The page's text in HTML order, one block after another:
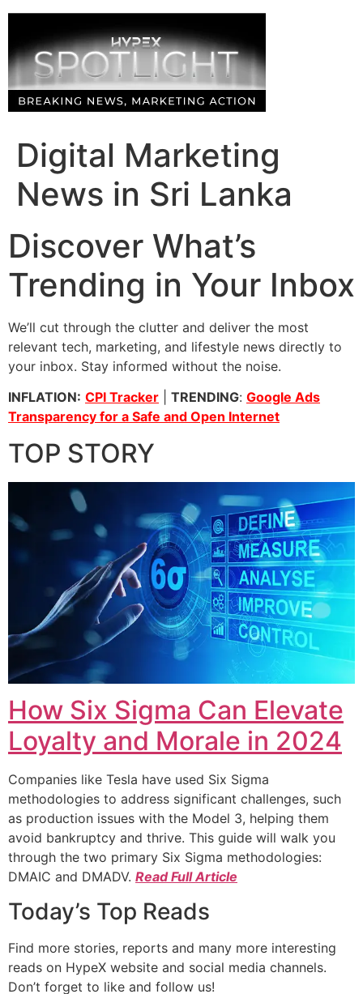
Skip
content
Digital Marketing
News in Sri Lanka
Discover What’s
Trending in Your Inbox
We’ll cut through the clutter and deliver the most
relevant tech, marketing, and lifestyle news directly to
your inbox. Stay informed without the noise.
INFLATION: CPI Tracker TRENDING: Google Ads
Transparency for a Safe and Open Internet
TOP STORY
How Six Sigma Can Elevate
Loyalty and Morale in 2024
Companies like Tesla have used Six Sigma
methodologies to address significant challenges, such
as production issues with the Model 3, helping them
avoid bankruptcy and thrive. This guide will walk you
through the two primary Six Sigma methodologies:
DMAIC and DMADV. Read Full Article
Today’s Top Reads
Find more stories, reports and many more interesting
reads on HypeX website and social media channels.
Don’t forget to like and follow us!